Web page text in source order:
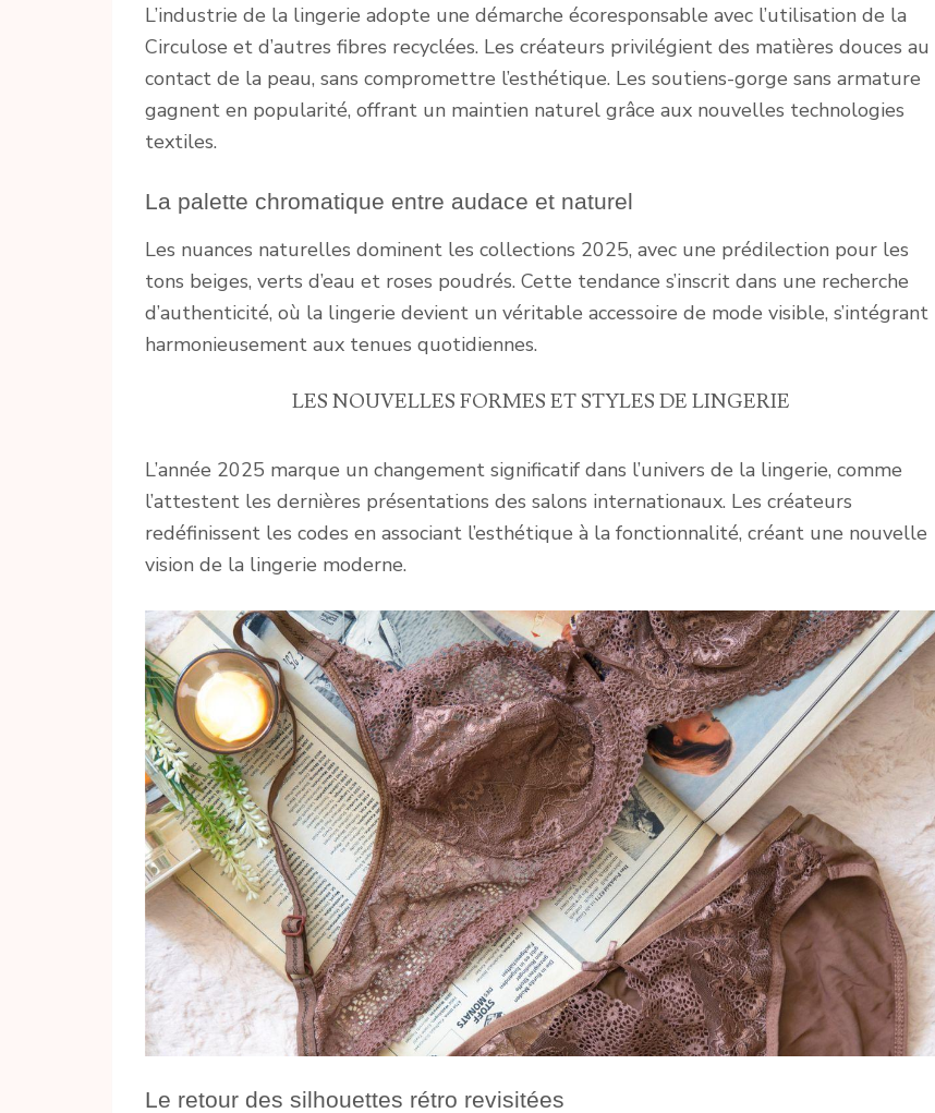
L’industrie de la lingerie adopte une démarche écoresponsable avec l’utilisation de la
Circulose et d’autres fibres recyclées. Les créateurs privilégient des matières douces au
contact de la peau, sans compromettre l’esthétique. Les soutiens-gorge sans armature
gagnent en popularité, offrant un maintien naturel grâce aux nouvelles technologies
textiles.
La palette chromatique entre audace et naturel
Les nuances naturelles dominent les collections 2025, avec une prédilection pour les
tons beiges, verts d’eau et roses poudrés. Cette tendance s’inscrit dans une recherche
d’authenticité, où la lingerie devient un véritable accessoire de mode visible, s’intégrant
harmonieusement aux tenues quotidiennes.
LES NOUVELLES FORMES ET STYLES DE LINGERIE
L’année 2025 marque un changement significatif dans l’univers de la lingerie, comme
l’attestent les dernières présentations des salons internationaux. Les créateurs
redéfinissent les codes en associant l’esthétique à la fonctionnalité, créant une nouvelle
vision de la lingerie moderne.
Le retour des silhouettes rétro revisitées